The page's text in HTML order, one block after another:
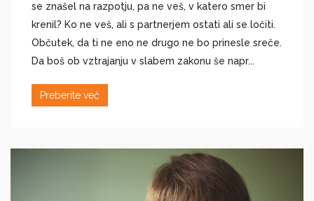
se znašel na razpotju, pa ne veš, v katero smer bi
krenil? Ko ne veš, ali s partnerjem ostati ali se ločiti.
Občutek, da ti ne eno ne drugo ne bo prinesle sreče.
Da boš ob vztrajanju v slabem zakonu še napr...
Preberite več